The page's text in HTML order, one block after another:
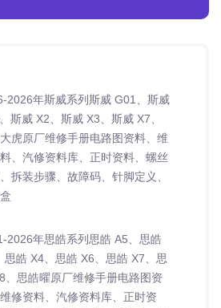
2026年斯威系列斯威 G01、斯威
斯威 X2、斯威 X3、斯威 X7、
虎原厂维修手册电路图资料、维
、汽修资料库、正时资料、螺丝
拆装步骤、故障码、针脚定义、
2026年思皓系列思皓 A5、思皓
思皓 X4、思皓 X6、思皓 X7、思
、思皓曜原厂维修手册电路图资
修资料、汽修资料库、正时资